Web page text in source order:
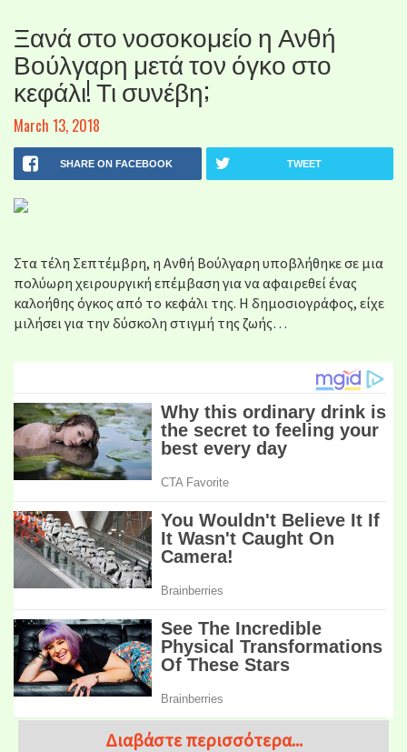
Ξανά στο νοσοκομείο η Ανθή
Βούλγαρη μετά τον όγκο στο
κεφάλι! Τι συνέβη;
March 13, 2018
SHARE ON FACEBOOK TWEET
Στα τέλη Σεπτέμβρη, η Ανθή Βούλγαρη υποβλήθηκε σε μια
πολύωρη χειρουργική επέμβαση για να αφαιρεθεί ένας
καλοήθης όγκος από το κεφάλι της. Η δημοσιογράφος, είχε
μιλήσει για την δύσκολη στιγμή της ζωής…
Διαβάστε περισσότερα...